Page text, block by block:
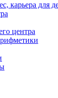
карьера для
центра